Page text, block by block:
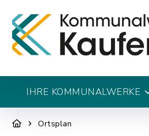
IHRE KOMMUNALWERKE
Ortsplan